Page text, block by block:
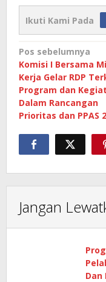
Ikuti Kami Pada
Navigasi
pos
Pos sebelumnya
Komisi I Bersama
Kerja Gelar RDP
Program dan
Dalam Rancangan
Prioritas dan PPAS
Jangan
Dan